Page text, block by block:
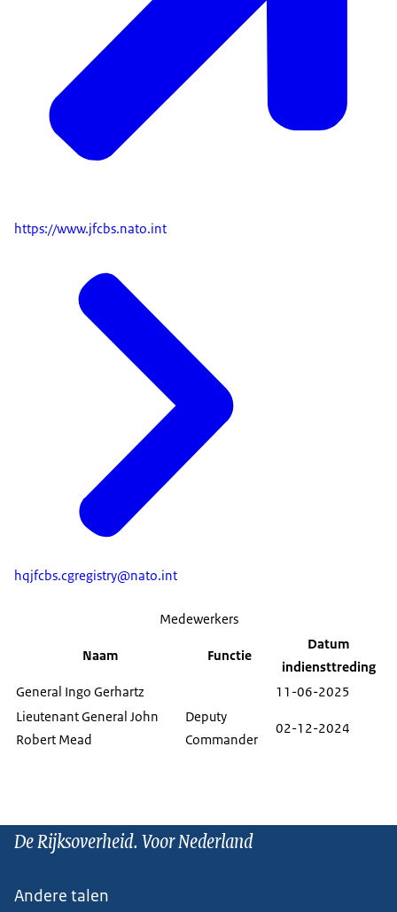
https://www.jfcbs.nato.int
hqjfcbs.cgregistry@nato.int
Medewerkers
Naam Functie
Datum
indiensttreding
General Ingo Gerhartz
11-06-2025
Lieutenant General John
Robert Mead
Deputy
Commander
02-12-2024
De Rijksoverheid. Voor Nederland
Andere talen